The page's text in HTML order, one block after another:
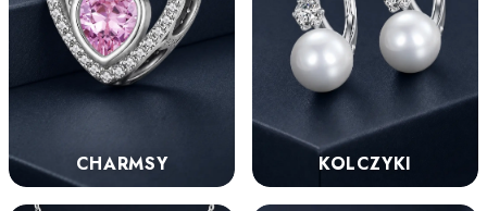
CHARMSY KOLCZYKI